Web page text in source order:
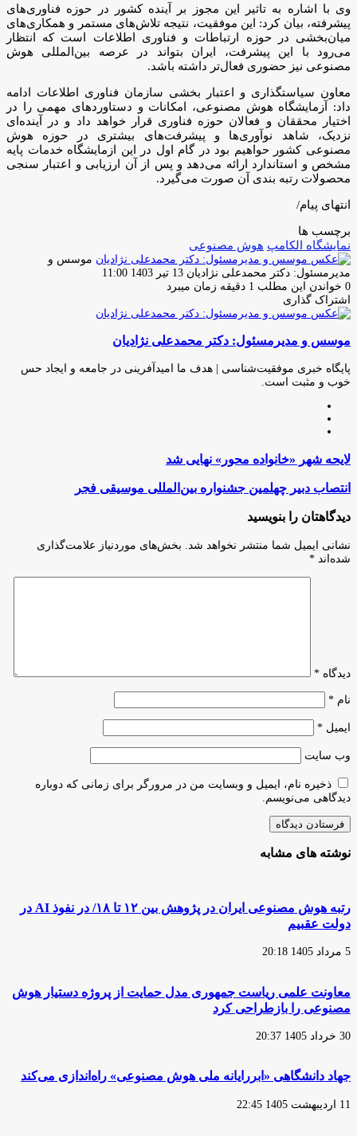
وی با اشاره به تاثیر این مجوز بر آینده کشور در حوزه فناوری‌های
پیشرفته، بیان کرد: این موفقیت، نتیجه تلاش‌های مستمر و همکاری‌های
میان‌بخشی در حوزه ارتباطات و فناوری اطلاعات است که انتظار
می‌رود با این پیشرفت، ایران بتواند در عرصه بین‌المللی هوش
مصنوعی نیز حضوری فعال‌تر داشته باشد.
معاون سیاستگذاری و اعتبار بخشی سازمان فناوری اطلاعات ادامه
داد: آزمایشگاه هوش مصنوعی، امکانات و دستاورد‌های مهمی را در
اختیار محققان و فعالان حوزه فناوری قرار خواهد داد و در آینده‌ای
نزدیک، شاهد نوآوری‌ها و پیشرفت‌های بیشتری در حوزه هوش
مصنوعی کشور حواهیم بود در گام اول در این ازمایشگاه خدمات پایه
مشخص و استاندارد ارائه می‌دهد و پس از آن ارزیابی و اعتبار سنجی
محصولات رتبه بندی آن صورت می‌گیرد.
انتهای پیام/
برچسب ها
نمایشگاه الکامپ هوش مصنوعی
موسس و
مدیرمسئول: دکتر محمدعلی نژادیان ارسال
ایمیل
13 تیر 1403 11:00
0 خواندن این مطلب 1 دقیقه زمان میبرد
اشتراک گذاری
فیس
توئیتر
لینکدین
واتس
تلگرام
اشتراک
از
ایمیل
چاپ
موسس و مدیرمسئول: دکتر محمدعلی نژادیان
پایگاه خبری موفقیت‌شناسی | هدف ما امیدآفرینی در جامعه و ایجاد حس
خوب و مثبت است.
لایحه
«خانواده
محور»
نهایی
شد
لایحه شهر «خانواده محور» نهایی شد
انتصاب
چهلمین
بین‌المللی
موسیقی
انتصاب دبیر چهلمین جشنواره بین‌المللی موسیقی فجر
دیدگاهتان را بنویسید
نشانی ایمیل شما منتشر نخواهد شد.
بخش‌های موردنیاز علامت‌گذاری
شده‌اند *
دیدگاه *
نام *
ایمیل *
وب‌ سایت
ذخیره نام، ایمیل و وبسایت من در مرورگر برای زمانی که دوباره
دیدگاهی می‌نویسم.
نوشته های مشابه
رتبه هوش مصنوعی ایران در پژوهش بین ۱۲ تا ۱۸/ در نفوذ AI در
دولت عقبیم
5 مرداد 1405 20:18
معاونت علمی ریاست جمهوری مدل حمایت از پروژه دستیار هوش
مصنوعی را بازطراحی کرد
30 خرداد 1405 20:37
جهاد دانشگاهی «ابررایانه ملی هوش مصنوعی» راه‌اندازی می‌کند
11 اردیبهشت 1405 22:45